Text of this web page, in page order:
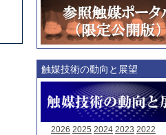
年度
記事種別
マーク：
マークあり
触媒技術の動向と展望
2026 2025 2024 2023 2022